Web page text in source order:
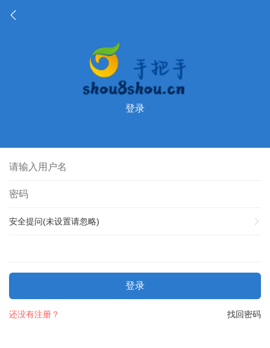
登录
安全提问(未设置请忽略)
登录
找回密码
还没有注册？